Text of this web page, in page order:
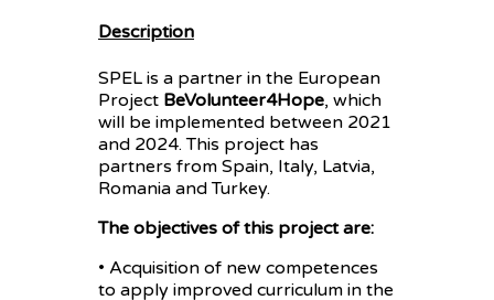
Description
SPEL is a partner in the European
Project BeVolunteer4Hope, which
will be implemented between 2021
and 2024. This project has
partners from Spain, Italy, Latvia,
Romania and Turkey.
The objectives of this project are:
• Acquisition of new competences
to apply improved curriculum in the